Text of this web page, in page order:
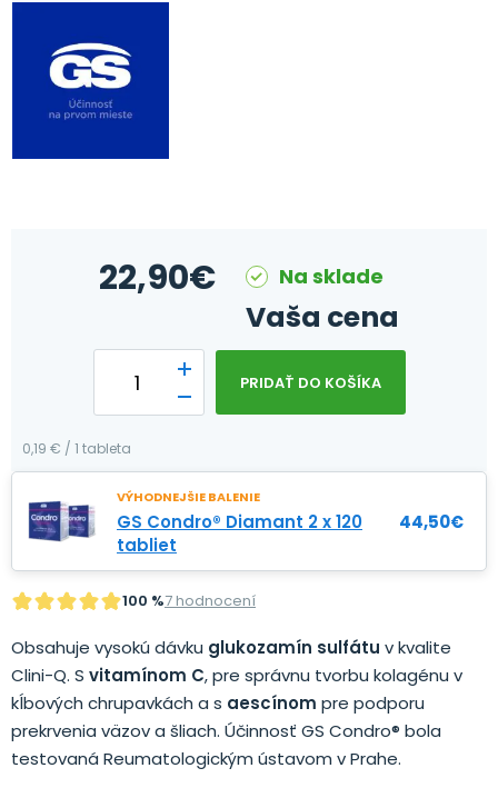
22,90€ Na sklade
Vaša cena
PRIDAŤ DO KOŠÍKA
0,19 € / 1 tableta
VÝHODNEJŠIE BALENIE
GS Condro® Diamant 2 x 120
tabliet
44,50€
100 %7 hodnocení
Obsahuje vysokú dávku glukozamín sulfátu v kvalite
Clini-Q. S vitamínom C, pre správnu tvorbu kolagénu v
kĺbových chrupavkách a s aescínom pre podporu
prekrvenia väzov a šliach. Účinnosť GS Condro® bola
testovaná Reumatologickým ústavom v Prahe.